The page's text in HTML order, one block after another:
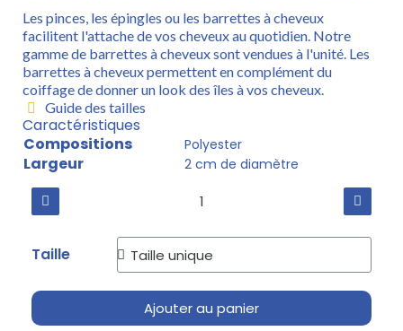
Les pinces, les épingles ou les barrettes à cheveux
facilitent l'attache de vos cheveux au quotidien. Notre
gamme de barrettes à cheveux sont vendues à l'unité. Les
barrettes à cheveux permettent en complément du
coiffage de donner un look des îles à vos cheveux.
Guide des tailles
Caractéristiques
Compositions
Polyester
Largeur 2 cm de diamètre
Taille
Ajouter au panier